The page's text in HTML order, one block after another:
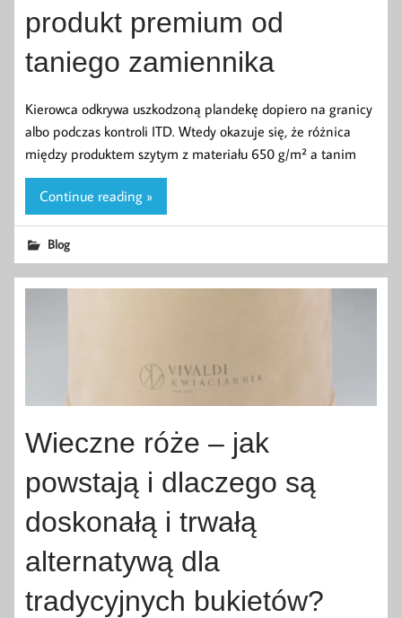
produkt premium od
taniego zamiennika
Kierowca odkrywa uszkodzoną plandekę dopiero na granicy
albo podczas kontroli ITD. Wtedy okazuje się, że różnica
między produktem szytym z materiału 650 g/m² a tanim
Continue reading »
Blog
Wieczne róże – jak
powstają i dlaczego są
doskonałą i trwałą
alternatywą dla
tradycyjnych bukietów?